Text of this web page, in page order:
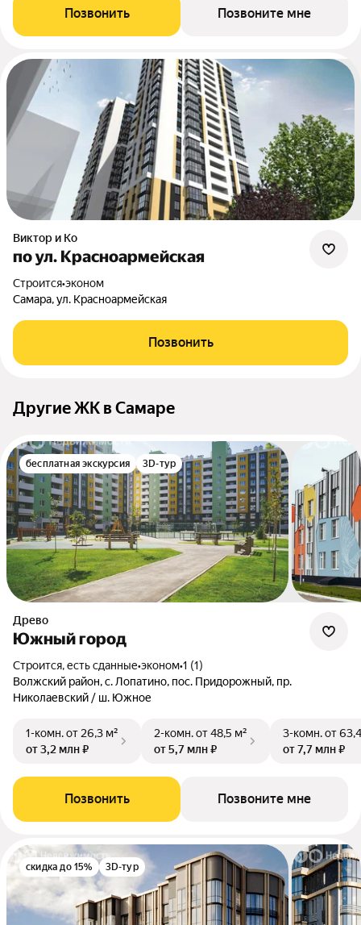
Позвонить Позвоните мне
Виктор и Ко
по ул. Красноармейская
Строится•эконом
Самара, ул. Красноармейская
Позвонить
Другие ЖК в Самаре
бесплатная экскурсия 3D-тур
Древо
Южный город
Строится, есть сданные•эконом•1 (1)
Волжский район, с. Лопатино, пос. Придорожный, пр.
Николаевский / ш. Южное
1-комн.от 26,3 м²
от 3,2 млн ₽
2-комн.от 48,5 м²
от 5,7 млн ₽
3-комн.от
от 7,7 млн ₽
Позвонить Позвоните мне
скидка до 15% 3D-тур